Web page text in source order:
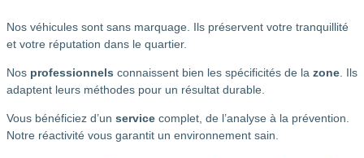
Nos véhicules sont sans marquage. Ils préservent votre tranquillité
et votre réputation dans le quartier.
Nos professionnels connaissent bien les spécificités de la zone . Ils
adaptent leurs méthodes pour un résultat durable.
Vous bénéficiez d’un service complet, de l’analyse à la prévention.
Notre réactivité vous garantit un environnement sain.